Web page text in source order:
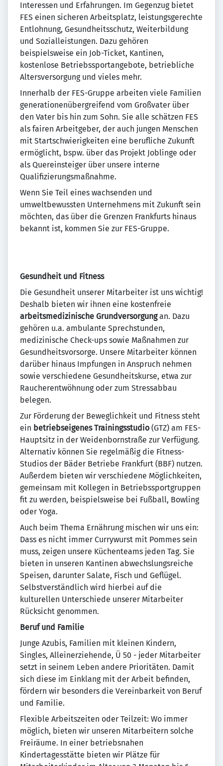
Interessen und Erfahrungen. Im Gegenzug bietet
FES einen sicheren Arbeitsplatz, leistungsgerechte
Entlohnung, Gesundheitsschutz, Weiterbildung
und Sozialleistungen. Dazu gehören
beispielsweise ein Job-Ticket, Kantinen,
kostenlose Betriebssportangebote, betriebliche
Altersversorgung und vieles mehr.
Innerhalb der FES-Gruppe arbeiten viele Familien
generationenübergreifend vom Großvater über
den Vater bis hin zum Sohn. Sie alle schätzen FES
als fairen Arbeitgeber, der auch jungen Menschen
mit Startschwierigkeiten eine berufliche Zukunft
ermöglicht, bspw. über das Projekt Joblinge oder
als Quereinsteiger über unsere interne
Qualifizierungsmaßnahme.
Wenn Sie Teil eines wachsenden und
umweltbewussten Unternehmens mit Zukunft sein
möchten, das über die Grenzen Frankfurts hinaus
bekannt ist, kommen Sie zur FES-Gruppe.
Gesundheit und Fitness
Die Gesundheit unserer Mitarbeiter ist uns wichtig!
Deshalb bieten wir ihnen eine kostenfreie
arbeitsmedizinische Grundversorgungan. Dazu
gehören u.a. ambulante Sprechstunden,
medizinische Check-ups sowie Maßnahmen zur
Gesundheitsvorsorge. Unsere Mitarbeiter können
darüber hinaus Impfungen in Anspruch nehmen
sowie verschiedene Gesundheitskurse, etwa zur
Raucherentwöhnung oder zum Stressabbau
belegen.
Zur Förderung der Beweglichkeit und Fitness steht
ein betriebseigenes Trainingsstudio (GTZ) am FES-
Hauptsitz in der Weidenbornstraße zur Verfügung.
Alternativ können Sie regelmäßig die Fitness-
Studios der Bäder Betriebe Frankfurt (BBF) nutzen.
Außerdem bieten wir verschiedene Möglichkeiten,
gemeinsam mit Kollegen in Betriebssportgruppen
fit zu werden, beispielsweise bei Fußball, Bowling
oder Yoga.
Auch beim Thema Ernährung mischen wir uns ein:
Dass es nicht immer Currywurst mit Pommes sein
muss, zeigen unsere Küchenteams jeden Tag. Sie
bieten in unseren Kantinen abwechslungsreiche
Speisen, darunter Salate, Fisch und Geflügel.
Selbstverständlich wird hierbei auf die
kulturellen Unterschiede unserer Mitarbeiter
Rücksicht genommen.
Beruf und Familie
Junge Azubis, Familien mit kleinen Kindern,
Singles, Alleinerziehende, Ü 50 - jeder Mitarbeiter
setzt in seinem Leben andere Prioritäten. Damit
sich diese im Einklang mit der Arbeit befinden,
fördern wir besonders die Vereinbarkeit von Beruf
und Familie.
Flexible Arbeitszeiten oder Teilzeit: Wo immer
möglich, bieten wir unseren Mitarbeitern solche
Freiräume. In einer betriebsnahen
Kindertagesstätte bieten wir Plätze für